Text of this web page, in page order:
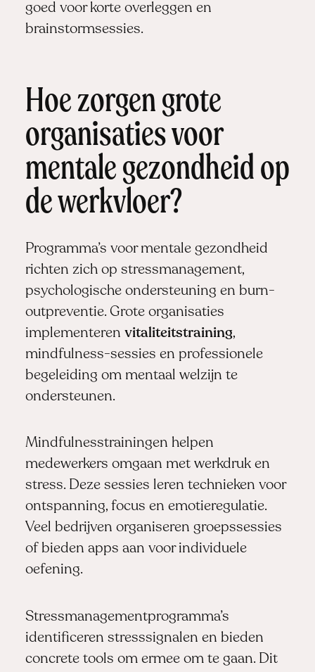
goed voor korte overleggen en
brainstormsessies.
Hoe zorgen grote
organisaties voor
mentale gezondheid op
de werkvloer?
Programma’s voor mentale gezondheid
richten zich op stressmanagement,
psychologische ondersteuning en burn-
outpreventie. Grote organisaties
implementeren vitaliteitstraining,
mindfulness-sessies en professionele
begeleiding om mentaal welzijn te
ondersteunen.
Mindfulnesstrainingen helpen
medewerkers omgaan met werkdruk en
stress. Deze sessies leren technieken voor
ontspanning, focus en emotieregulatie.
Veel bedrijven organiseren groepssessies
of bieden apps aan voor individuele
oefening.
Stressmanagementprogramma’s
identificeren stresssignalen en bieden
concrete tools om ermee om te gaan. Dit